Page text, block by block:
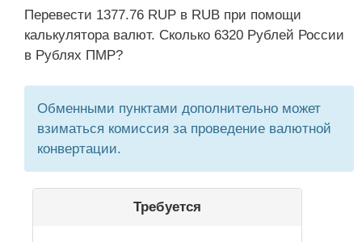
Перевести 1377.76 RUP в RUB при помощи
калькулятора валют. Сколько 6320 Рублей России
в Рублях ПМР?
Обменными пунктами дополнительно может
взиматься комиссия за проведение валютной
конвертации.
Требуется